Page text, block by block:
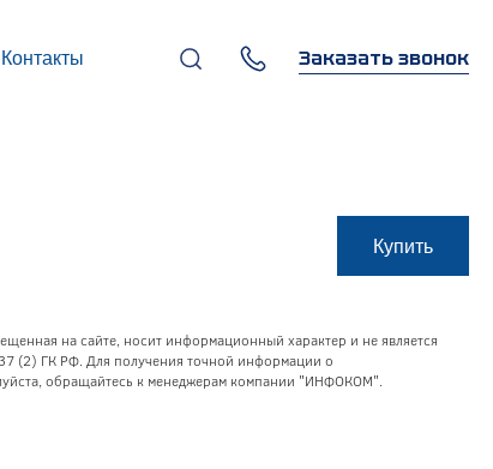
Контакты Заказать звонок
Купить
на сайте, носит информационный характер и не является
(2) ГК РФ. Для получения точной информации о
обращайтесь к менеджерам компании "ИНФОКОМ".